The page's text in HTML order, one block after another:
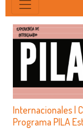
Internacionales |
Programa PILA